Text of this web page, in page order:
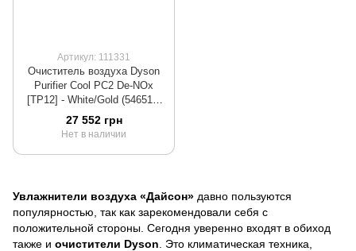
Артикул: 111331
Очиститель воздуха Dyson
Purifier Cool PC2 De-NOx
[TP12] - White/Gold (546519-
01)
27 552 грн
Нет в наличии
Увлажнители воздуха «Дайсон» давно пользуются
популярностью, так как зарекомендовали себя с
положительной стороны. Сегодня уверенно входят в обиход
также и очистители Dyson . Это климатическая техника,